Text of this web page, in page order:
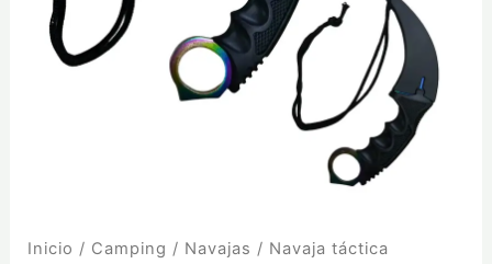
Inicio / Camping / Navajas / Navaja táctica